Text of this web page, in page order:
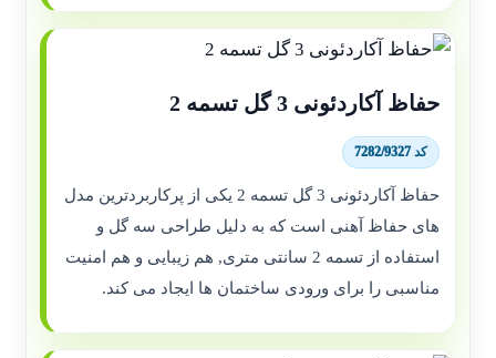
حفاظ آکاردئونی 3 گل تسمه 2
کد 7282/9327
حفاظ آکاردئونی 3 گل تسمه 2 یکی از پرکاربردترین مدل
های حفاظ آهنی است که به دلیل طراحی سه گل و
استفاده از تسمه 2 سانتی متری, هم زیبایی و هم امنیت
مناسبی را برای ورودی ساختمان ها ایجاد می کند.